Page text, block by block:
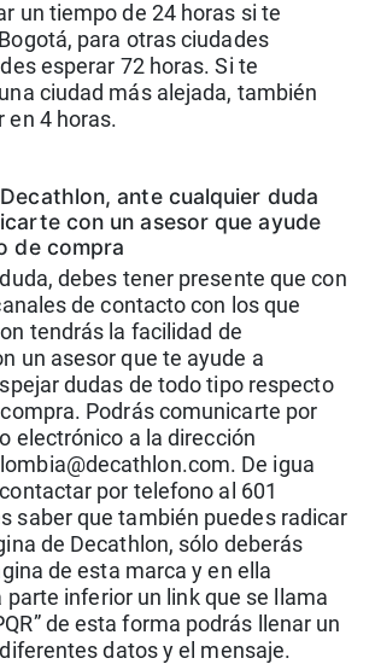
un tiempo de 24 horas si te
para otras ciudades
esperar 72 horas. Si te
ciudad más alejada, también
en 4 horas.
ante cualquier duda
con un asesor que ayude
de compra
debes tener presente que con
de contacto con los que
tendrás la facilidad de
un asesor que te ayude a
dudas de todo tipo respecto
Podrás comunicarte por
electrónico a la dirección
De igua
por telefono al 601
saber que también puedes radicar
de Decathlon, sólo deberás
de esta marca y en ella
parte inferior un link que se llama
de esta forma podrás llenar un
datos y el mensaje.